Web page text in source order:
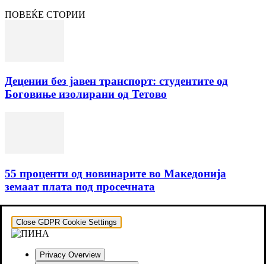
ПОВЕЌЕ СТОРИИ
Децении без јавен транспорт: студентите од
Боговиње изолирани од Тетово
55 проценти од новинарите во Македонија
земаат плата под просечната
Close GDPR Cookie Settings
Privacy Overview